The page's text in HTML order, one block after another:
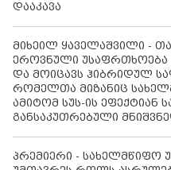
დააკავა
მიხეილ ყაველაშვილი -
ეროვნული
და მოიცავს ჰიბრიდულ
რომელთა მიზანიც
ამიტომ სუს-ის ეფექტიან
განსაკუთრებული
პრემიერი - სახელმწიფო